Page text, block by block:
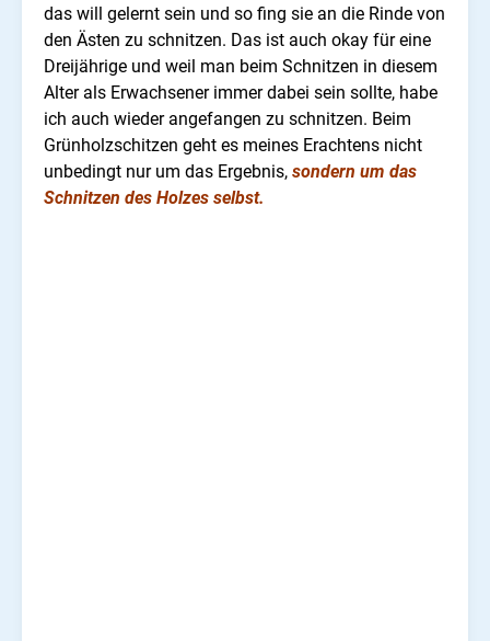
das will gelernt sein und so fing sie an die Rinde von
den Ästen zu schnitzen. Das ist auch okay für eine
Dreijährige und weil man beim Schnitzen in diesem
Alter als Erwachsener immer dabei sein sollte, habe
ich auch wieder angefangen zu schnitzen. Beim
Grünholzschitzen geht es meines Erachtens nicht
unbedingt nur um das Ergebnis, sondern um das
Schnitzen des Holzes selbst.